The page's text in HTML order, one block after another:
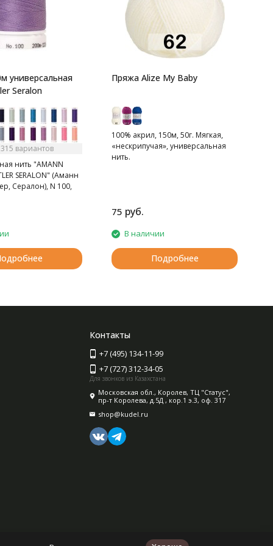
универсальная
Seralon
вариантов
нить "AMANN
SERALON" (Аманн
Сералон), N 100,
Пряжа Alize My Baby
100% акрил, 150м, 50г. Мягкая,
«нескрипучая», универсальная
нить.
75 руб.
В наличии
Подробнее
Контакты
+7 (495) 134-11-99
+7 (727) 312-34-05
Для звонков из Казахстана
Московская обл., Королев, ТЦ "Статус",
пр-т Королева, д.5Д , кор.1 э.3, оф. 317
shop@kudel.ru